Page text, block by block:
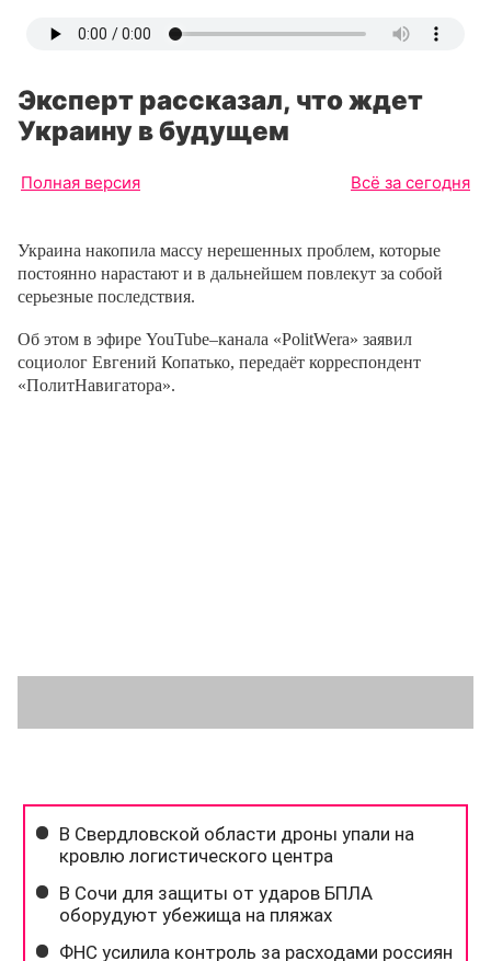
Эксперт рассказал, что ждет
Украину в будущем
Полная версия Всё за сегодня
Украина накопила массу нерешенных проблем, которые
постоянно нарастают и в дальнейшем повлекут за собой
серьезные последствия.
Об этом в эфире YouTube–канала «PolitWera» заявил
социолог Евгений Копатько, передаёт корреспондент
«ПолитНавигатора».